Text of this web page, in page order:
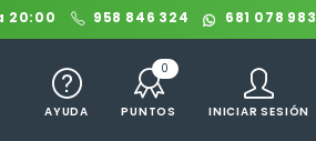
20:00 958 846 324 681 078 983
AYUDA
0
PUNTOS INICIAR SESIÓN